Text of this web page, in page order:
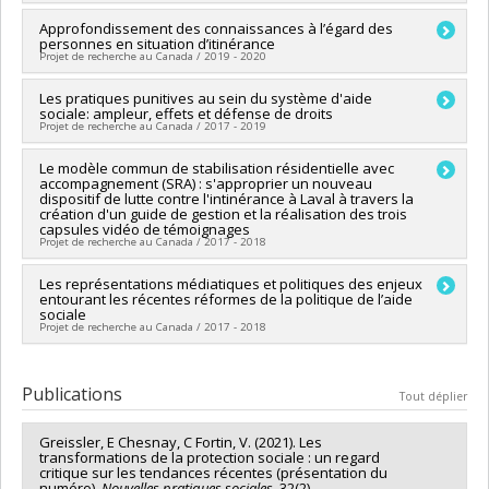
Quirouette,Joao Gustavo Vieira Velloso ,Marie-Eve Sylvestre
,Suzanne Bouclin,Emmanuelle Bernheim
Fecteau,Dominique Bernier,Francis Dupuis-Déri,Paul Eid,
Christine Vézina,Véronique Fortin ,Ted Rutland,Louis
Gaudreau,Fabrice Fernandez,Dahlia Namian
Gonzales Castillo ,Elise Lemercier,
Lehalle,Catherine Chesnay,Guillaume Ouellet,Katharine
Larose-Hébert,Sule Tomkinson,Jade Bourdages,Martin
Goyette
Sources de financement :CRSH/Conseil de recherches en
sciences humaines du Canada
Programmes de subvention :
Chercheur principal : André-Anne Parent
Co-chercheurs : Deena White,Christian Jetté
Greissler
santé du Canada
Programmes de subvention : PVXXXXXX-Subventions pour
réunion, planification et dissémination
Approfondissement des connaissances à l’égard des
personnes en situation d’itinérance
Projet de recherche au Canada / 2019 - 2020
Chercheur principal :Sue-Ann MacDonald
Co-chercheurs : Elisabeth Greissler ,Annie Fontaine
Benoît Côté
MSSS/Ministère de la Santé et des
Services sociaux
Programmes de subvention :
Les pratiques punitives au sein du système d'aide
sociale: ampleur, effets et défense de droits
Projet de recherche au Canada / 2017 - 2019
Chercheur principal : Véronique Fortin
Co-chercheurs :Céline Bellot (In memoriam),Elisabeth
Greissler
Sources de financement :CRSH/Conseil de recherches en
sciences humaines du Canada
Programmes de subvention :PVXXXXXX-Subvention Savoir
Le modèle commun de stabilisation résidentielle avec
accompagnement (SRA) : s'approprier un nouveau
dispositif de lutte contre l'intinérance à Laval à travers la
création d'un guide de gestion et la réalisation des trois
capsules vidéo de témoignages
Projet de recherche au Canada / 2017 - 2018
Chercheur principal : Elisabeth Greissler
Sources de financement :CRSH/Conseil de recherches en
sciences humaines du Canada
Programmes de subvention :PVXXXXXX-FGR – Subvention de
Les représentations médiatiques et politiques des enjeux
entourant les récentes réformes de la politique de l’aide
sociale
Projet de recherche au Canada / 2017 - 2018
Sources de financement :
CRSH/Conseil de recherches en
sciences humaines du Canada
Programmes de subvention :PVX20020-Subvention
institutionnelle du CRSH - Subventions d'exploration
Publications Tout déplier
Greissler, E Chesnay, C Fortin, V. (2021). Les
transformations de la protection sociale : un regard
critique sur les tendances récentes (présentation du